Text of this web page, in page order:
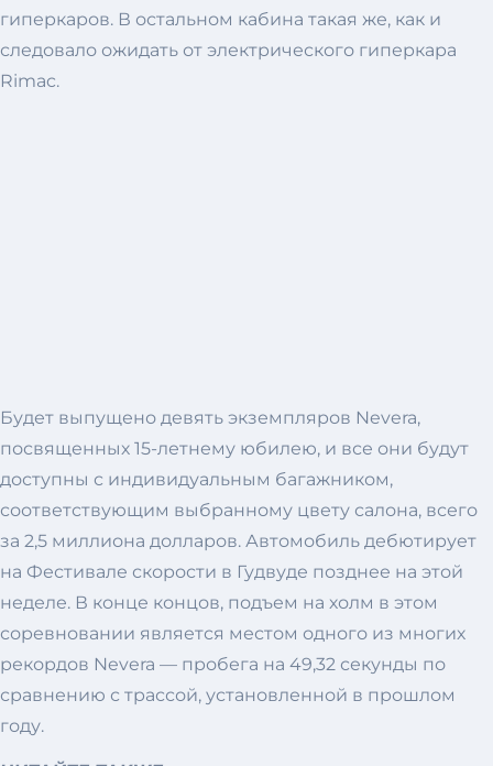
гиперкаров. В остальном кабина такая же, как и
следовало ожидать от электрического гиперкара
Rimac.
Будет выпущено девять экземпляров Nevera,
посвященных 15-летнему юбилею, и все они будут
доступны с индивидуальным багажником,
соответствующим выбранному цвету салона, всего
за 2,5 миллиона долларов. Автомобиль дебютирует
на Фестивале скорости в Гудвуде позднее на этой
неделе. В конце концов, подъем на холм в этом
соревновании является местом одного из многих
рекордов Nevera — пробега на 49,32 секунды по
сравнению с трассой, установленной в прошлом
году.